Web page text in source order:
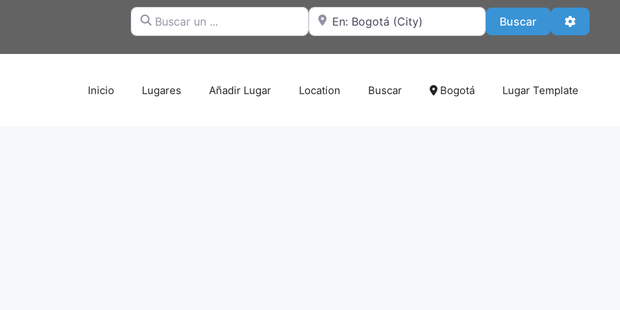
Buscar un ... Cerca de BuscarBuscar
Inicio Lugares Añadir Lugar Location Buscar Bogotá Lugar Template